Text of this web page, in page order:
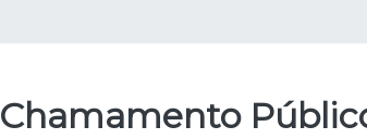
Chamamento